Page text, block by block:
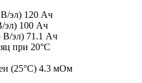
В/эл) 120 Ач
эл) 100 Ач
В/эл) 71.1 Ач
при 20°С
(25°С) 4.3 мОм